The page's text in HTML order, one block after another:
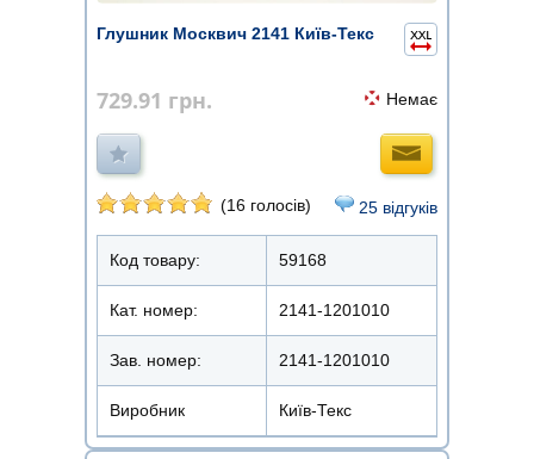
Глушник Москвич 2141 Київ-Текс
729.91 грн. Немає
(16 голосів) 25 відгуків
Код товару: 59168
Кат. номер: 2141-1201010
Зав. номер: 2141-1201010
Виробник Київ-Текс